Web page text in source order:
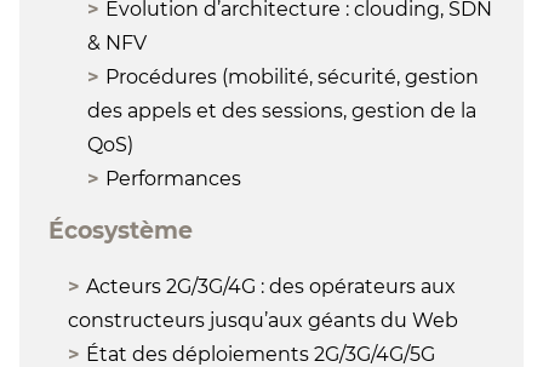
Évolution d’architecture : clouding, SDN
& NFV
Procédures (mobilité, sécurité, gestion
des appels et des sessions, gestion de la
QoS)
Performances
Écosystème
Acteurs 2G/3G/4G : des opérateurs aux
constructeurs jusqu’aux géants du Web
État des déploiements 2G/3G/4G/5G